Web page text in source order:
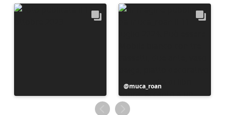
Post
pubblicato
da
muca_roan